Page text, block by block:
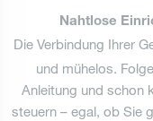
Nahtlose
Die Verbindung Ihrer
und mühelos.
Anleitung und schon
steuern – egal, ob Sie